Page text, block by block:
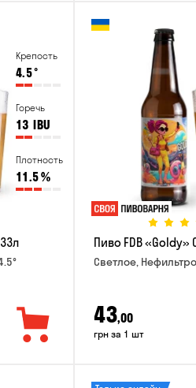
Крепость
4.5°
Горечь
13 IBU
Плотность
11.5%
Пиво FDB «Goldy»
Светлое,
43,00
грн за 1 шт